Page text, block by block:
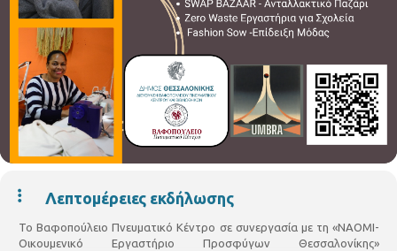
Λεπτομέρειες εκδήλωσης
Το Βαφοπούλειο Πνευματικό Κέντρο σε συνεργασία με τη «ΝΑΟΜΙ-
Οικουμενικό Εργαστήριο Προσφύγων Θεσσαλονίκης»